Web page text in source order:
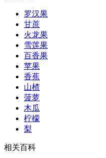
罗汉果
甘蔗
火龙果
雪莲果
百香果
苹果
香蕉
山楂
菠萝
木瓜
柠檬
梨
相关百科